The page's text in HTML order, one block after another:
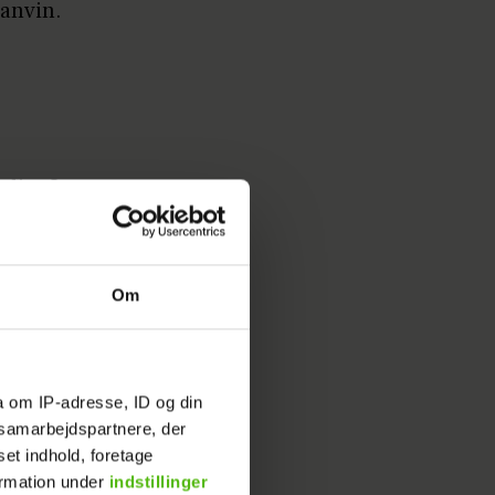
Om
om IP-adresse, ID og din
der
indhold, foretage
under indstillinger
Jeg
fransk